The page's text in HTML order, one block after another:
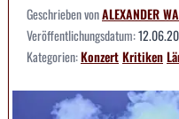
Geschrieben vonALEXANDER
Veröffentlichungsdatum:
Kategorien:KonzertKritiken